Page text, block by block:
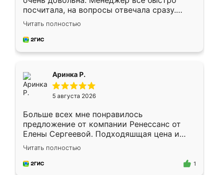
посчитала, на вопросы отвечала сразу.
Замерщик приехал в субботу, подошёл к
делу со всей ответственностью. Собрали
за день, ребята работали аккуратно, даже
Читать полностью
Аринка Р.
5 августа 2026
Больше всех мне понравилось
предложение от компании Ренессанс от
Елены Сергеевой. Подходяшщая цена и
короткие сроки изготовления. Приехавший
для замера сотрудник Владислав
предложил по моему эскизу самый
Читать полностью
1